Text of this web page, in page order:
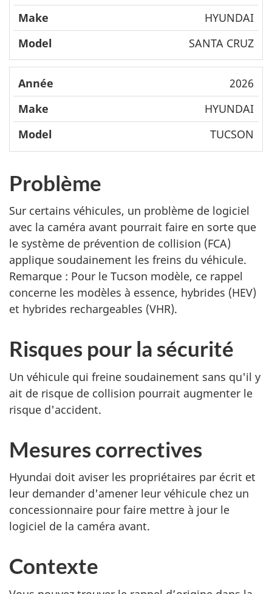
HYUNDAI
SANTA CRUZ
2026
HYUNDAI
TUCSON
Problème
Sur certains véhicules, un problème de logiciel
avec la caméra avant pourrait faire en sorte que
le système de prévention de collision (FCA)
applique soudainement les freins du véhicule.
Remarque : Pour le Tucson modèle, ce rappel
concerne les modèles à essence, hybrides (HEV)
et hybrides rechargeables (VHR).
Risques pour la sécurité
Un véhicule qui freine soudainement sans qu'il y
ait de risque de collision pourrait augmenter le
risque d'accident.
Mesures correctives
Hyundai doit aviser les propriétaires par écrit et
leur demander d'amener leur véhicule chez un
concessionnaire pour faire mettre à jour le
logiciel de la caméra avant.
Contexte